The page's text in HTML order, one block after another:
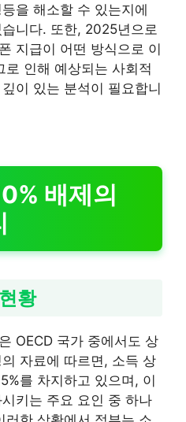
을 해소할 수 있는지에
니다. 또한, 2025년으로
지급이 어떤 방식으로 이
인해 예상되는 사회적
이 있는 분석이 필요합니
배제의
황
OECD 국가 중에서도 상
자료에 따르면, 소득 상
를 차지하고 있으며, 이
키는 주요 요인 중 하나